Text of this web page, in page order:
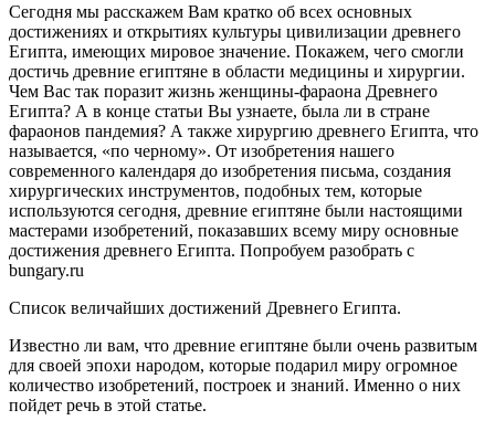
Сегодня мы расскажем Вам кратко об всех основных
достижениях и открытиях культуры цивилизации древнего
Египта, имеющих мировое значение. Покажем, чего смогли
достичь древние египтяне в области медицины и хирургии.
Чем Вас так поразит жизнь женщины-фараона Древнего
Египта? А в конце статьи Вы узнаете, была ли в стране
фараонов пандемия? А также хирургию древнего Египта, что
называется, «по черному». От изобретения нашего
современного календаря до изобретения письма, создания
хирургических инструментов, подобных тем, которые
используются сегодня, древние египтяне были настоящими
мастерами изобретений, показавших всему миру основные
достижения древнего Египта. Попробуем разобрать с
bungary.ru
Список величайших достижений Древнего Египта.
Известно ли вам, что древние египтяне были очень развитым
для своей эпохи народом, которые подарил миру огромное
количество изобретений, построек и знаний. Именно о них
пойдет речь в этой статье.